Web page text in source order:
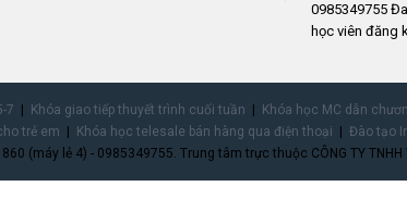
0985349755
học viên đăng
7 Khóa giao tiếp thuyết trình cuối tuần Khóa học MC dẫn
trẻ em
Khóa học telesale bán hàng qua điện thoại
Đào tạo
(máy lẻ 4) - 0985349755. Trung tâm trực thuộc CÔNG TY TNHH